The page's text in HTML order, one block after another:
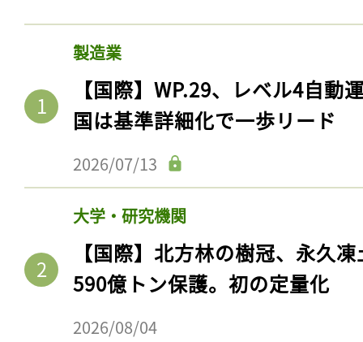
製造業
【国際】WP.29、レベル4自動
国は基準詳細化で一歩リード
2026/07/13
大学・研究機関
【国際】北方林の樹冠、永久
590億トン保護。初の定量化
2026/08/04